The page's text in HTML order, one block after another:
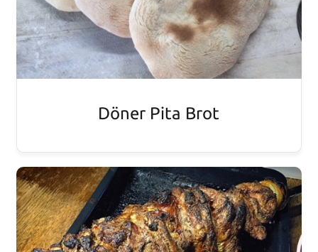
Döner Pita Brot